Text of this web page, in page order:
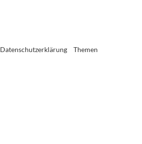
Datenschutzerklärung Themen